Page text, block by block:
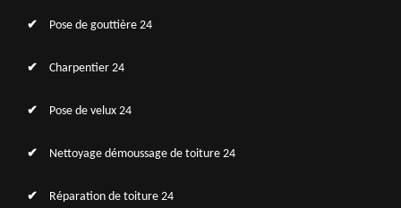
Pose de gouttière 24
Charpentier 24
Pose de velux 24
Nettoyage démoussage de toiture 24
Réparation de toiture 24